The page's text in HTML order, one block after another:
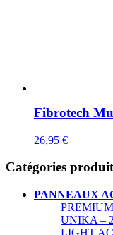
Fibrotech
26,95 €
Catégories
PANNEAUX
UNIKA –